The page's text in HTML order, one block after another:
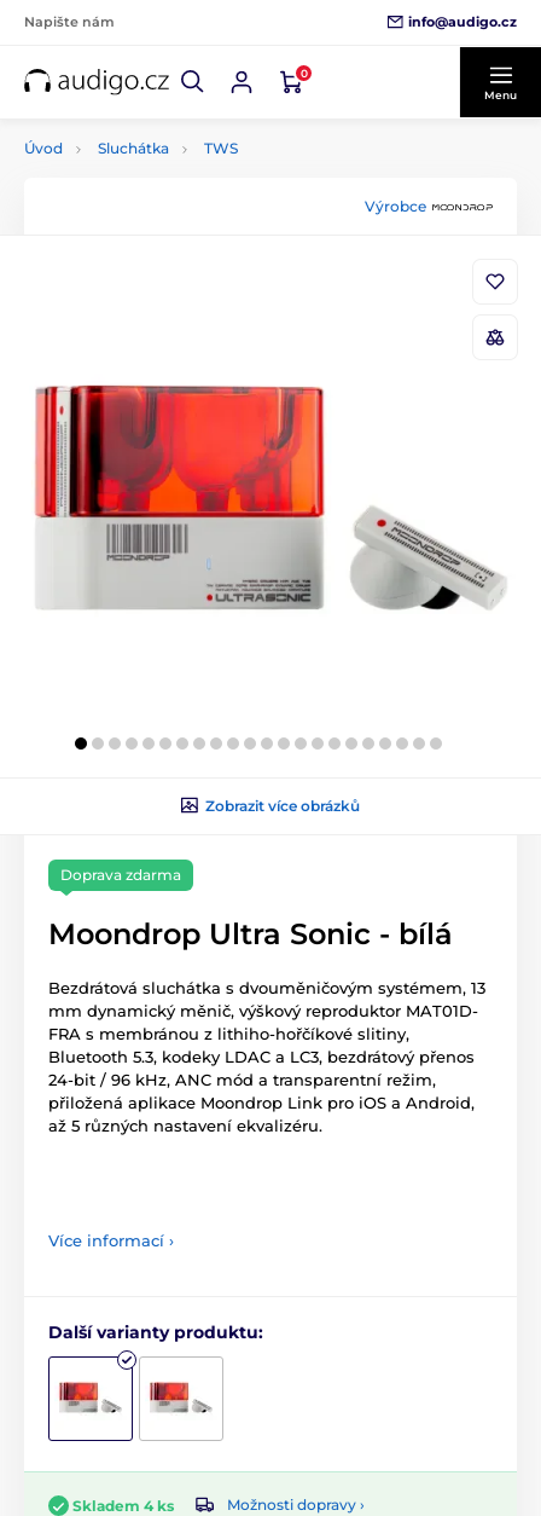
Napište nám info@audigo.cz
0
Menu
Úvod Sluchátka TWS
Výrobce
Zobrazit více obrázků
Doprava zdarma
Moondrop Ultra Sonic - bílá
Bezdrátová sluchátka s dvouměničovým systémem, 13
mm dynamický měnič, výškový reproduktor MAT01D-
FRA s membránou z lithiho-hořčíkové slitiny,
Bluetooth 5.3, kodeky LDAC a LC3, bezdrátový přenos
24-bit / 96 kHz, ANC mód a transparentní režim,
přiložená aplikace Moondrop Link pro iOS a Android,
až 5 různých nastavení ekvalizéru.
Více informací ›
Další varianty produktu:
Skladem 4 ks
Možnosti dopravy ›